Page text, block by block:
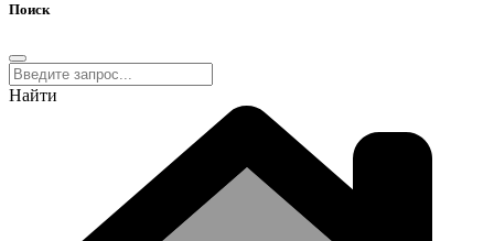
Поиск
Найти